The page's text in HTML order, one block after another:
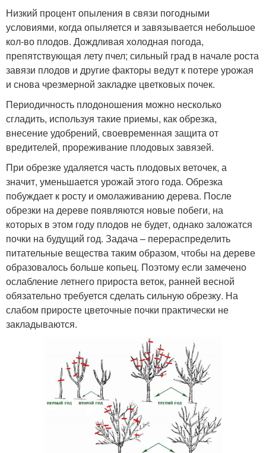
Низкий процент опыления в связи погодными
условиями, когда опыляется и завязывается небольшое
кол-во плодов. Дождливая холодная погода,
препятствующая лету пчел; сильный град в начале роста
завязи плодов и другие факторы ведут к потере урожая
и снова чрезмерной закладке цветковых почек.
Периодичность плодоношения можно несколько
сгладить, используя такие приемы, как обрезка,
внесение удобрений, своевременная защита от
вредителей, прореживание плодовых завязей.
При обрезке удаляется часть плодовых веточек, а
значит, уменьшается урожай этого года. Обрезка
побуждает к росту и омолаживанию дерева. После
обрезки на дереве появляются новые побеги, на
которых в этом году плодов не будет, однако заложатся
почки на будущий год. Задача – перераспределить
питательные вещества таким образом, чтобы на дереве
образовалось больше копьец. Поэтому если замечено
ослабление летнего прироста веток, ранней весной
обязательно требуется сделать сильную обрезку. На
слабом приросте цветочные почки практически не
закладываются.